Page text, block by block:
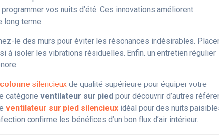
vos nuits d’été. Ces innovations améliorent
terme.
le des murs pour éviter les résonances indésirables.
à isoler les vibrations résiduelles. Enfin, un entretien régulier
silencieux de qualité supérieure pour équiper votre
catégorieventilateur sur pied pour découvrir d’autres
ventilateur sur pied silencieux idéal pour des nuits
confirme les bénéfices d’un bon flux d’air intérieur.